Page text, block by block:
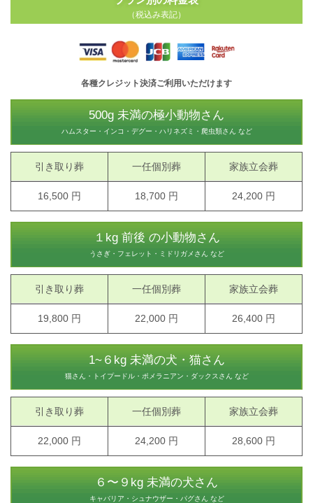
（税込み表記）
各種クレジット決済ご利用いただけます
500g 未満の極小動物さん
ハムスター・インコ・デグー・ハリネズミ・爬虫類さん など
引き取り葬 一任個別葬 家族立会葬
16,500 円 18,700 円 24,200 円
１kg 前後 の小動物さん
うさぎ・フェレット・ミドリガメさん など
引き取り葬 一任個別葬 家族立会葬
19,800 円 22,000 円 26,400 円
1~６kg 未満の犬・猫さん
猫さん・トイプードル・ポメラニアン・ダックスさん など
引き取り葬 一任個別葬 家族立会葬
22,000 円 24,200 円 28,600 円
６〜９kg 未満の犬さん
キャバリア・シュナウザー・パグさん など